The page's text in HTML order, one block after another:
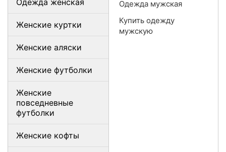
Одежда женская
Женские куртки
Женские аляски
Женские футболки
Женские
повседневные
футболки
Женские кофты
Одежда мужская
Купить одежду
мужскую